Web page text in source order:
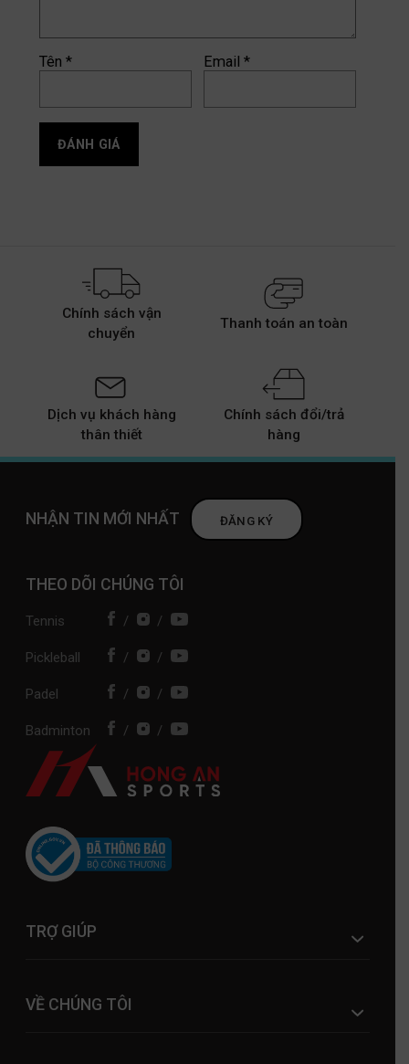
Tên * Email*
Chính sách vận
chuyển
Thanh toán an toàn
Dịch vụ khách hàng
thân thiết
Chính sách đổi/trả
hàng
NHẬN TIN MỚI NHẤT ĐĂNG KÝ
THEO DÕI CHÚNG TÔI
Tennis / /
Pickleball / /
Padel / /
Badminton / /
TRỢ GIÚP
VỀ CHÚNG TÔI